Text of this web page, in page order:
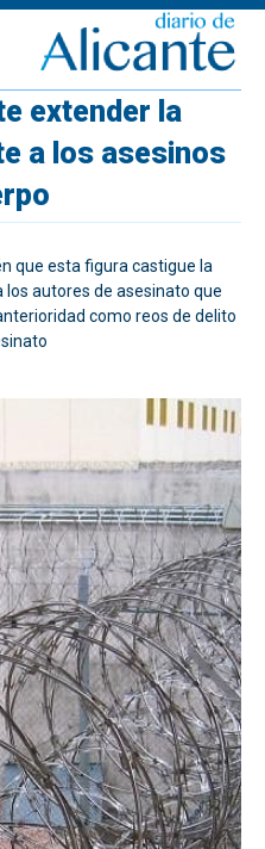
extender la
a los asesinos
que esta figura castigue la
los autores de asesinato que
como reos de delito